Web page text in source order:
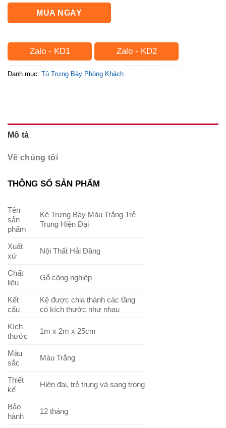
MUA NGAY
Zalo - KD1 Zalo - KD2
Danh mục: Tủ Trưng Bày Phòng Khách
Mô tả
Về chúng tôi
THÔNG SỐ SẢN PHẨM
Tên
sản
phẩm
Kệ Trưng Bày Màu Trắng Trẻ
Trung Hiện Đại
Xuất
xứ
Nội Thất Hải Đăng
Chất
liệu
Gỗ công nghiệp
Kết
cấu
Kệ được chia thành các tầng
có kích thước như nhau
Kích
thước
1m x 2m x 25cm
Màu
sắc
Màu Trắng
Thiết
kế
Hiện đại, trẻ trung và sang trọng
Bảo
hành
12 tháng